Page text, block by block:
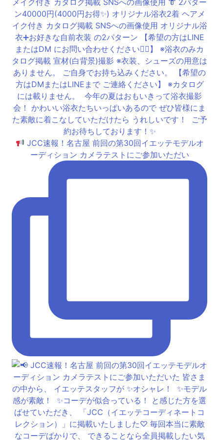
JCC速報！名古屋 前回の第30回イエッテモデルオ
ーディション カメラテストにご参加いただい